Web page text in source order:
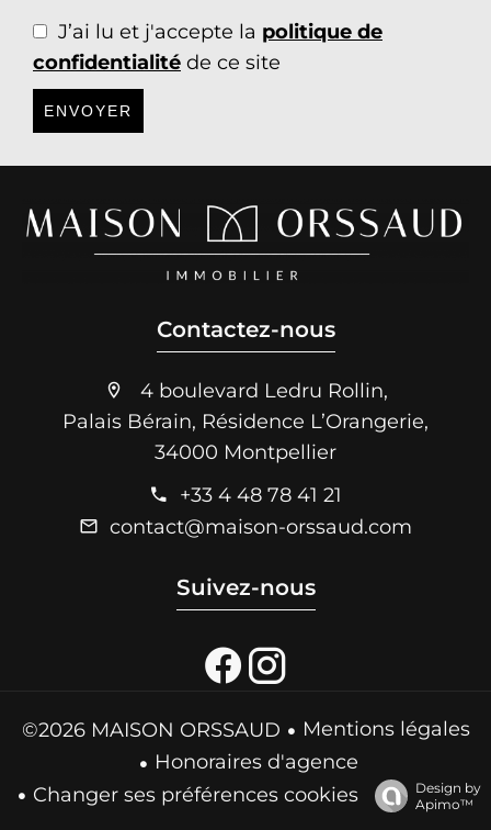
J’ai lu et j'accepte la politique de
confidentialité de ce site
ENVOYER
Contactez-nous
4 boulevard Ledru Rollin,
Palais Bérain, Résidence L’Orangerie,
34000 Montpellier
+33 4 48 78 41 21
contact@maison-orssaud.com
Suivez-nous
©2026 MAISON ORSSAUD
Mentions légales
Honoraires d'agence
Changer ses préférences cookies
Design by
Apimo™